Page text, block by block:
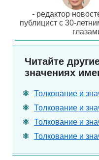
- редактор
публицист с 30-
Читайте
значениях
Толкование и
Толкование и
Толкование и
Толкование и